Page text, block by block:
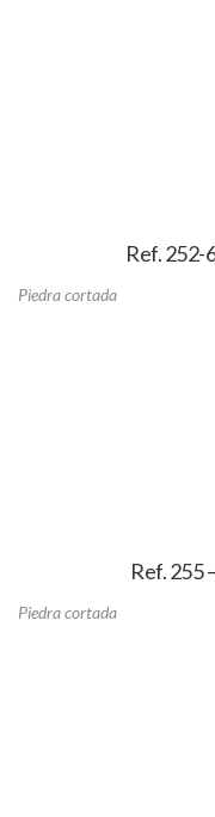
Ref. 252-
Piedra cortada
Ref. 255
Piedra cortada